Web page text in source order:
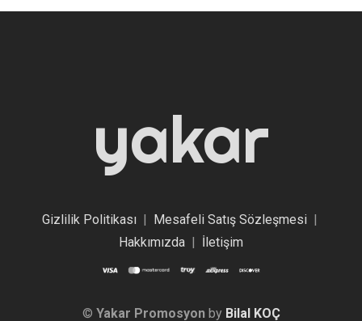
yakar
Gizlilik Politikası| Mesafeli Satış Sözleşmesi|
Hakkımızda | İletişim
© Yakar Promosyonby Bilal KOÇ